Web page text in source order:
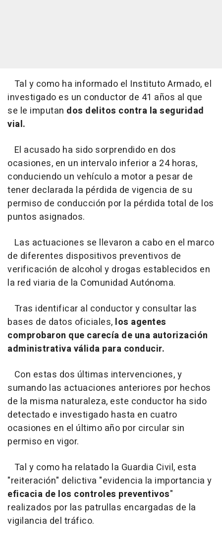
Tal y como ha informado el Instituto Armado, el
investigado es un conductor de 41 años al que
se le imputan dos delitos contra la seguridad
vial.
El acusado ha sido sorprendido en dos
ocasiones, en un intervalo inferior a 24 horas,
conduciendo un vehículo a motor a pesar de
tener declarada la pérdida de vigencia de su
permiso de conducción por la pérdida total de los
puntos asignados.
Las actuaciones se llevaron a cabo en el marco
de diferentes dispositivos preventivos de
verificación de alcohol y drogas establecidos en
la red viaria de la Comunidad Autónoma.
Tras identificar al conductor y consultar las
bases de datos oficiales, los agentes
comprobaron que carecía de una autorización
administrativa válida para conducir.
Con estas dos últimas intervenciones, y
sumando las actuaciones anteriores por hechos
de la misma naturaleza, este conductor ha sido
detectado e investigado hasta en cuatro
ocasiones en el último año por circular sin
permiso en vigor.
Tal y como ha relatado la Guardia Civil, esta
"reiteración" delictiva "evidencia la importancia y
eficacia de los controles preventivos"
realizados por las patrullas encargadas de la
vigilancia del tráfico.